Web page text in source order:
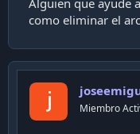
como eliminar el
Miembro